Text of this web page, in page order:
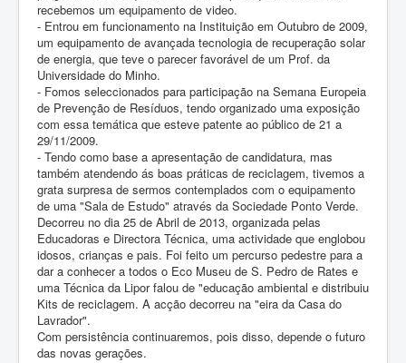
recebemos um equipamento de video.
- Entrou em funcionamento na Instituição em Outubro de 2009,
um equipamento de avançada tecnologia de recuperação solar
de energia, que teve o parecer favorável de um Prof. da
Universidade do Minho.
- Fomos seleccionados para participação na Semana Europeia
de Prevenção de Resíduos, tendo organizado uma exposição
com essa temática que esteve patente ao público de 21 a
29/11/2009.
- Tendo como base a apresentação de candidatura, mas
também atendendo ás boas práticas de reciclagem, tivemos a
grata surpresa de sermos contemplados com o equipamento
de uma "Sala de Estudo" através da Sociedade Ponto Verde.
Decorreu no dia 25 de Abril de 2013, organizada pelas
Educadoras e Directora Técnica, uma actividade que englobou
idosos, crianças e pais. Foi feito um percurso pedestre para a
dar a conhecer a todos o Eco Museu de S. Pedro de Rates e
uma Técnica da Lipor falou de "educação ambiental e distribuiu
Kits de reciclagem. A acção decorreu na "eira da Casa do
Lavrador".
Com persistência continuaremos, pois disso, depende o futuro
das novas gerações.